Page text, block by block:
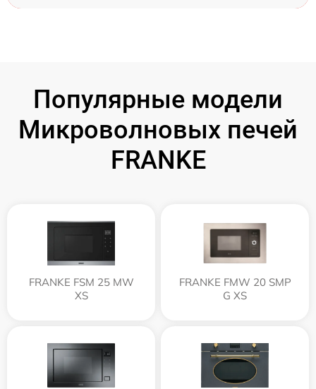
Популярные модели
Микроволновых печей
FRANKE
FRANKE FSM 25 MW
XS
FRANKE FMW 20 SMP
G XS